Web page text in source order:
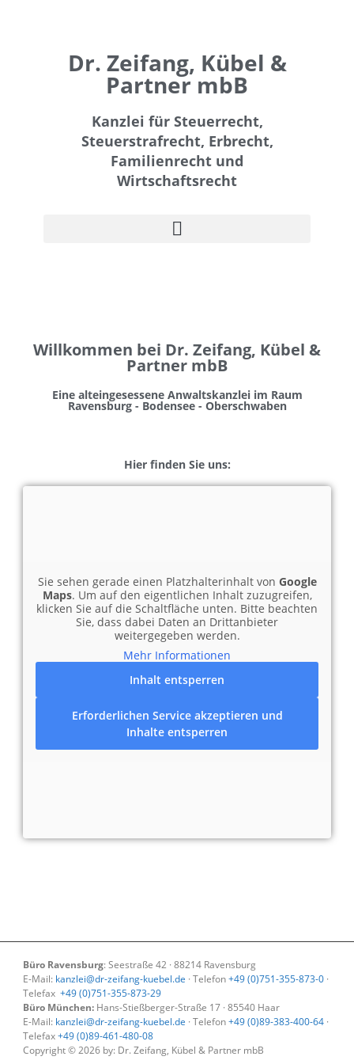
Dr. Zeifang, Kübel &
Partner mbB
Kanzlei für Steuerrecht,
Steuerstrafrecht, Erbrecht,
Familienrecht und
Wirtschaftsrecht
Willkommen bei Dr. Zeifang, Kübel &
Partner mbB
Eine alteingesessene Anwaltskanzlei im Raum
Ravensburg - Bodensee - Oberschwaben
Hier finden Sie uns:
Sie sehen gerade einen Platzhalterinhalt von Google
Maps. Um auf den eigentlichen Inhalt zuzugreifen,
klicken Sie auf die Schaltfläche unten. Bitte beachten
Sie, dass dabei Daten an Drittanbieter
weitergegeben werden.
Mehr Informationen
Inhalt entsperren
Erforderlichen Service akzeptieren und
Inhalte entsperren
Büro Ravensburg: Seestraße 42 · 88214 Ravensburg
E-Mail: kanzlei@dr-zeifang-kuebel.de · Telefon+49 (0)751-355-873-0·
Telefax +49 (0)751-355-873-29
Büro München:Hans-Stießberger-Straße 17 · 85540 Haar
E-Mail: kanzlei@dr-zeifang-kuebel.de · Telefon+49 (0)89-383-400-64·
Telefax+49 (0)89-461-480-08
Copyright © 2026 by: Dr. Zeifang, Kübel & Partner mbB